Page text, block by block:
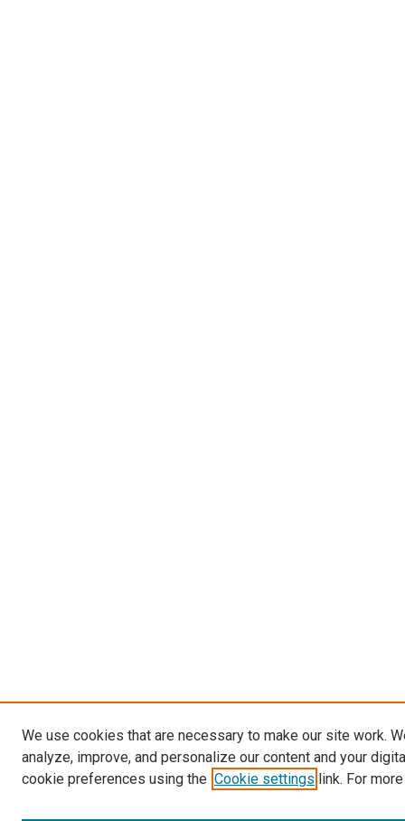
We use cookies that are necessary to make our site work.
analyze, improve, and personalize our content and your
cookie preferences using the Cookie settings link. For